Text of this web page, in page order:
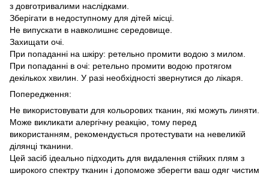
з довготривалими наслідками.
Зберігати в недоступному для дітей місці.
Не випускати в навколишнє середовище.
Захищати очі.
При попаданні на шкіру: ретельно промити водою з милом.
При попаданні в очі: ретельно промити водою протягом
декількох хвилин. У разі необхідності звернутися до лікаря.
Попередження:
Не використовувати для кольорових тканин, які можуть линяти.
Може викликати алергічну реакцію, тому перед
використанням, рекомендується протестувати на невеликій
ділянці тканини.
Цей засіб ідеально підходить для видалення стійких плям з
широкого спектру тканин і допоможе зберегти ваш одяг чистим